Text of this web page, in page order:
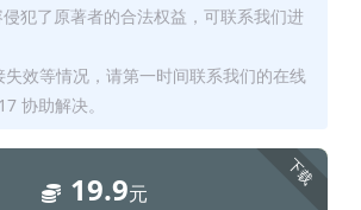
犯了原著者的合法权益，可联系我们进
效等情况，请第一时间联系我们的在线
协助解决。
下载
19.9元